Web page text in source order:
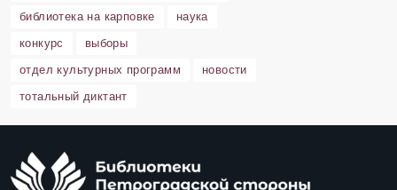
библиотека на карповке
наука
конкурс
выборы
отдел культурных программ
новости
тотальный диктант